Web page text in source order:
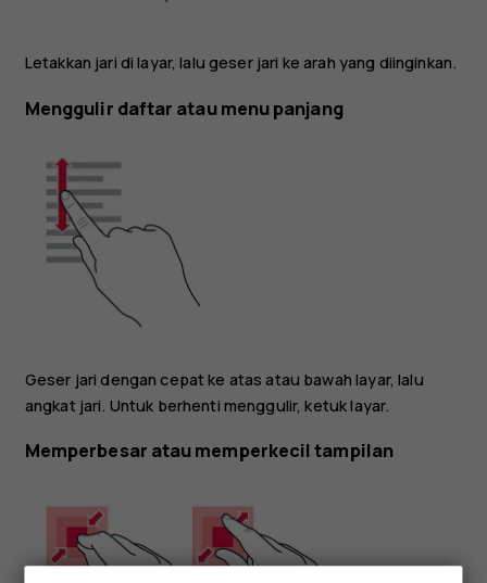
Letakkan jari di layar, lalu geser jari ke arah yang diinginkan.
Menggulir daftar atau menu panjang
Geser jari dengan cepat ke atas atau bawah layar, lalu
angkat jari. Untuk berhenti menggulir, ketuk layar.
Memperbesar atau memperkecil tampilan